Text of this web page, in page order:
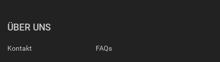
ÜBER UNS
Kontakt FAQs